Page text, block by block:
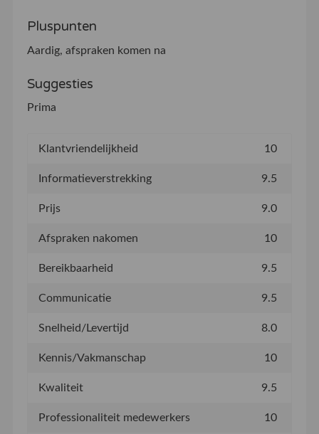
Pluspunten
Aardig, afspraken komen na
Suggesties
Prima
Klantvriendelijkheid 10
Informatieverstrekking 9.5
Prijs 9.0
Afspraken nakomen 10
Bereikbaarheid 9.5
Communicatie 9.5
Snelheid/Levertijd 8.0
Kennis/Vakmanschap 10
Kwaliteit 9.5
Professionaliteit medewerkers 10